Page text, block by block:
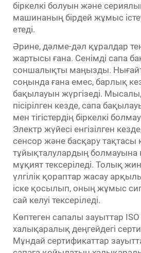
біркелкі болуын және сериялық
машинаның бірдей жұмыс
етеді.
Әрине, дәлме-дәл құралдар
жартысы ғана. Сенімді сапа
соншалықты маңызды.
соңында ғана емес, барлық
бақылауын жүргізеді.
пісірілген кезде, сапа
мен тігістердің біркелкі
Электр жүйесі енгізілген
сенсор және басқару тақтасы
тұйықталулардың болмауына
мұқият тексеріледі. Толық
үлгілік қораптар жасау
іске қосылып, оның жұмыс
сай келуі тексеріледі.
Көптеген сапалы зауыттар
халықаралық деңгейдегі
Мұндай сертификаттар